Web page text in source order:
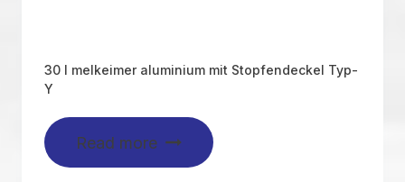
30 l melkeimer aluminium mit Stopfendeckel Typ-
Y
Read more